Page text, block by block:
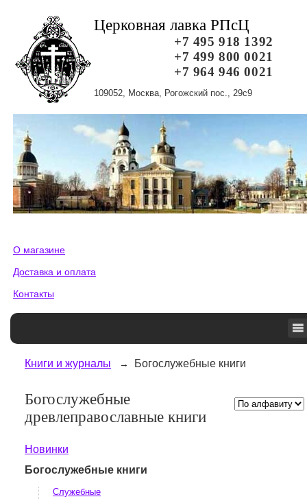
Церковная лавка РПсЦ
+7 495 918 1392
+7 499 800 0021
+7 964 946 0021
109052, Москва, Рогожский пос., 29с9
О магазине
Доставка и оплата
Контакты
Книги и журналы Богослужебные книги
Богослужебные
древлеправославные книги
Новинки
Богослужебные книги
Служебные